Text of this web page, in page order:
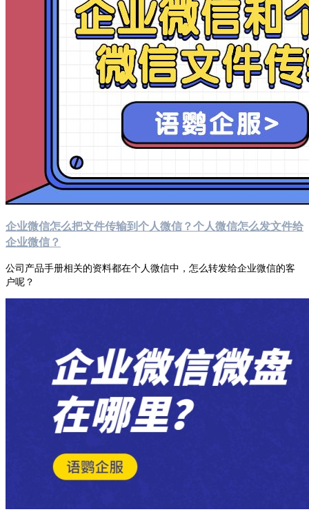
企业微信怎么把文件传输到个人微信？个人微信怎么发文件给
企业微信？
公司产品手册相关的资料都在个人微信中，怎么转发给企业微信的客
户呢？